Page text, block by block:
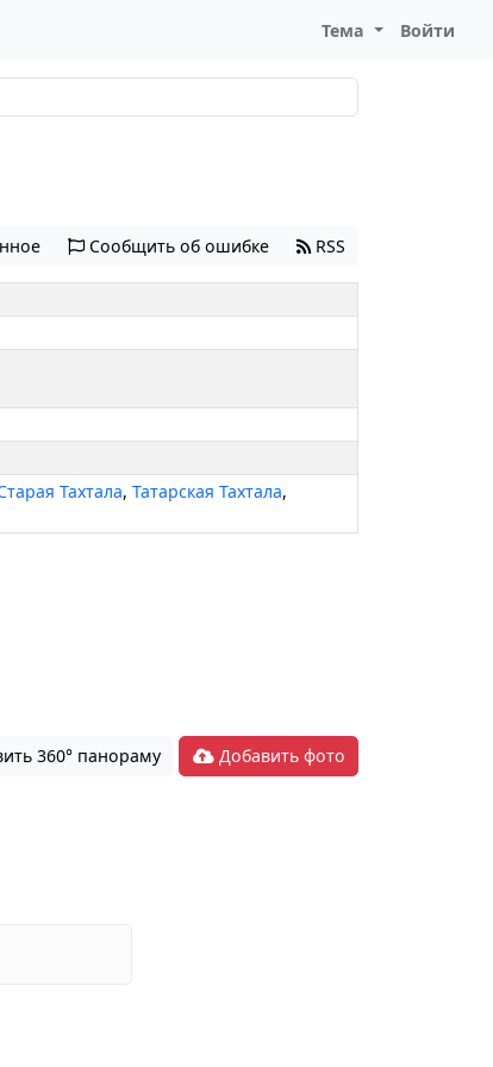
Тема Войти
Сообщить об ошибке RSS
Тахтала,Татарская Тахтала,
360° панораму Добавить фото